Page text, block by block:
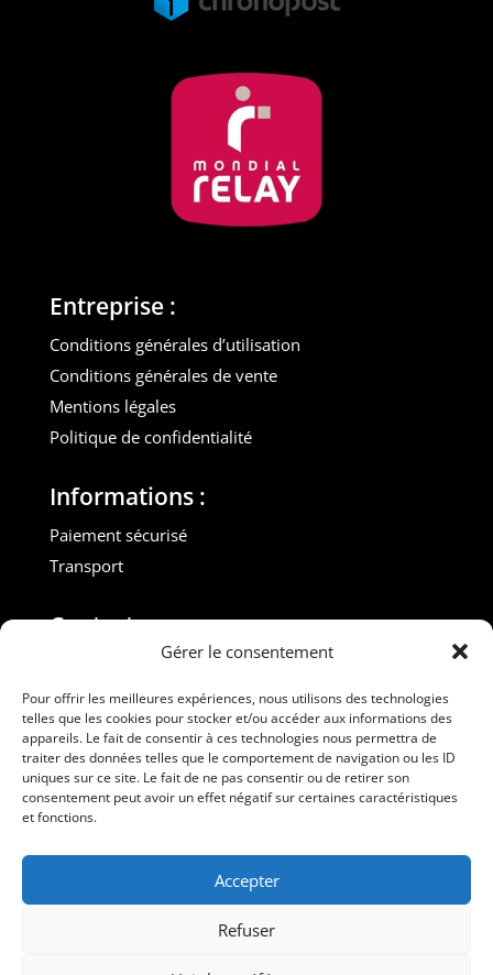
Gérer le consentement
Pour offrir les meilleures expériences, nous utilisons des technologies
telles que les cookies pour stocker et/ou accéder aux informations des
appareils. Le fait de consentir à ces technologies nous permettra de
traiter des données telles que le comportement de navigation ou les ID
uniques sur ce site. Le fait de ne pas consentir ou de retirer son
consentement peut avoir un effet négatif sur certaines caractéristiques
et fonctions.
Accepter
Refuser
Entreprise :
Conditions générales d’utilisation
Conditions générales de vente
Mentions légales
Politique de confidentialité
Informations :
Paiement sécurisé
Transport
Contact :
M. Gilles ROUVEYROL
Tél. : +33(0)6 07 72 40 47
dansdebeauxdraps@gmail.com
Professionnels
Suivez-nous